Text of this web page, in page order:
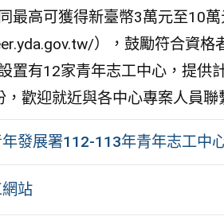
最高可獲得新臺幣3萬元至10
），鼓勵符合資格
置有12家青年志工中心，提供
，歡迎就近與各中心專案人員聯
發展署112-113年青年志工中
站